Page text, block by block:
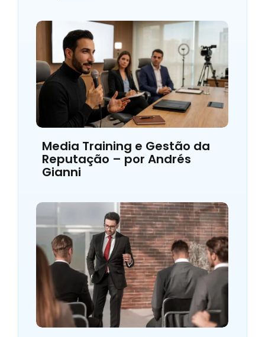
Media Training e Gestão da
Reputação – por Andrés
Gianni